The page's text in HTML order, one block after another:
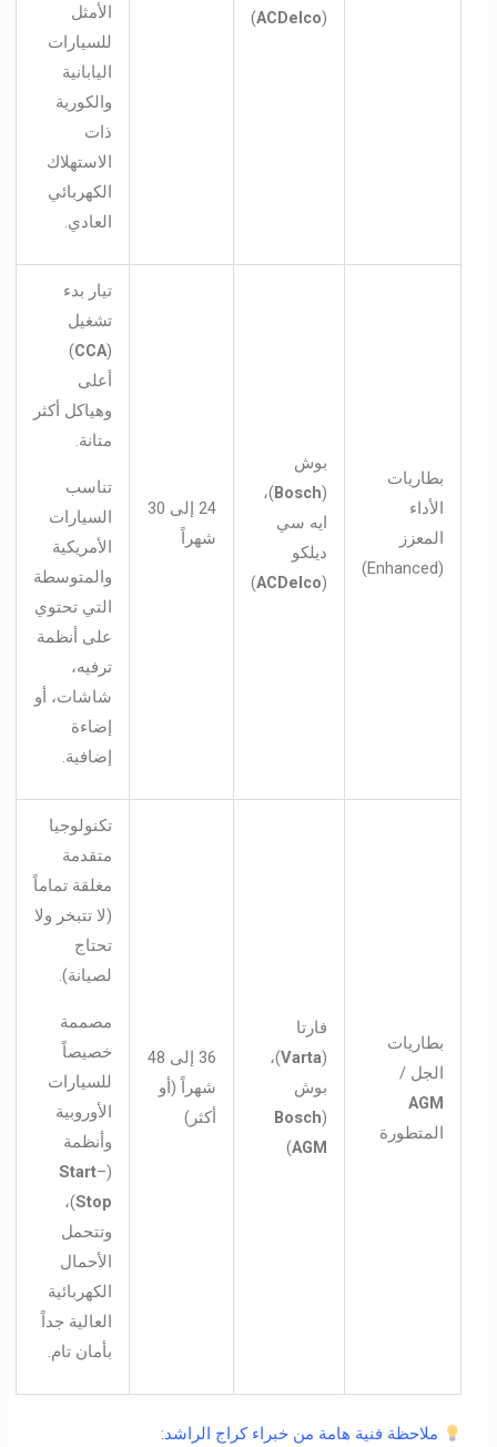
(
ACDelco
)
الأمثل
للسيارات
اليابانية
والكورية
ذات
الاستهلاك
الكهربائي
العادي.
بطاريات
الأداء
المعزز
(Enhanced)
بوش
(
Bosch)،
ايه سي
ديلكو
(
ACDelco
)
24 إلى 30
شهراً
تيار بدء
تشغيل
(
CCA
)
أعلى
وهياكل أكثر
متانة.
تناسب
السيارات
الأمريكية
والمتوسطة
التي تحتوي
على أنظمة
ترفيه،
شاشات، أو
إضاءة
إضافية.
بطاريات
الجل /
AGM
المتطورة
فارتا
(
Varta)،
بوش
(
Bosch
AGM
)
36 إلى 48
شهراً (أو
أكثر)
تكنولوجيا
متقدمة
مغلقة تماماً
(لا تتبخر ولا
تحتاج
لصيانة).
مصممة
خصيصاً
للسيارات
الأوروبية
وأنظمة
(
Start–
Stop)،
وتتحمل
الأحمال
الكهربائية
العالية جداً
بأمان تام.
ملاحظة فنية هامة من خبراء كراج الراشد: